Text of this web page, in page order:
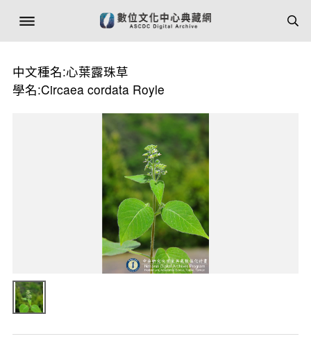
中文種名:心葉露珠草
學名:Circaea cordata Royle